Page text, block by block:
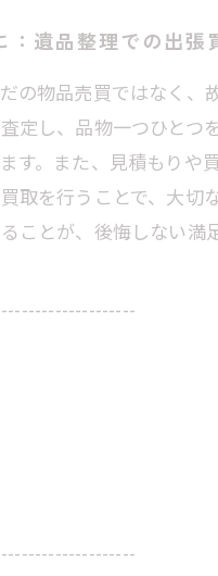
遺品整理での出張
の物品売買ではなく
定し、品物一つひと
す。また、見積もり
取を行うことで、大
ことが、後悔しない満